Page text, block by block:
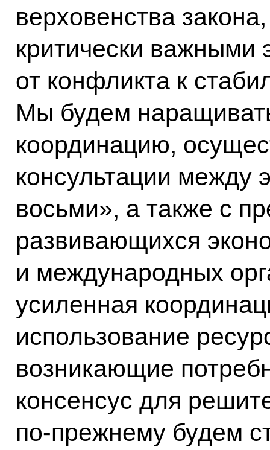
верховенства
критически важными
от конфликта к
Мы будем
координацию,
консультации между
восьми», а также с
развивающихся
и международных
усиленная
использование
возникающие
консенсус для
по‑прежнему будем